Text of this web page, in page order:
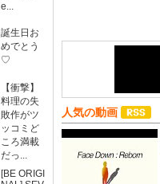
e...
誕生日お
めでとう
♡
【衝撃】
料理の失
敗作がツ
ッコミど
ころ満載
だっ...
[BE ORIGI
人気の動画